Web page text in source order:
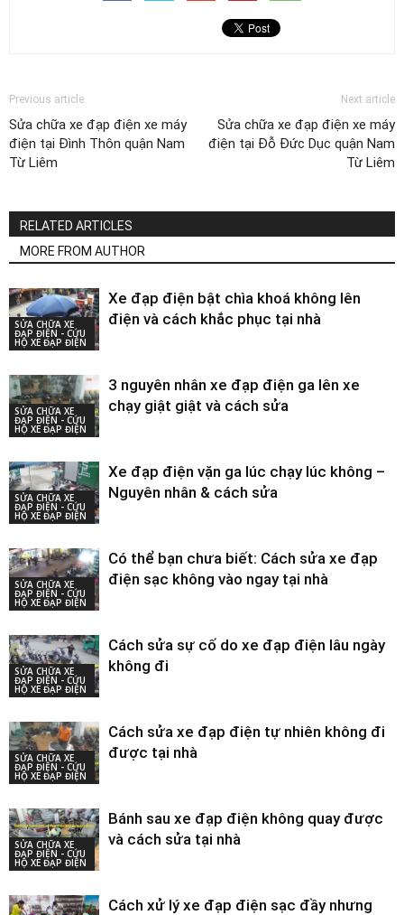
Previous article
Sửa chữa xe đạp điện xe máy
điện tại Đình Thôn quận Nam
Từ Liêm
Next article
Sửa chữa xe đạp điện xe máy
điện tại Đỗ Đức Dục quận Nam
Từ Liêm
RELATED ARTICLES
MORE FROM AUTHOR
SỬA CHỮA XE
ĐẠP ĐIỆN - CỨU
HỘ XE ĐẠP ĐIỆN
Xe đạp điện bật chìa khoá không lên
điện và cách khắc phục tại nhà
SỬA CHỮA XE
ĐẠP ĐIỆN - CỨU
HỘ XE ĐẠP ĐIỆN
3 nguyên nhân xe đạp điện ga lên xe
chạy giật giật và cách sửa
SỬA CHỮA XE
ĐẠP ĐIỆN - CỨU
HỘ XE ĐẠP ĐIỆN
Xe đạp điện vặn ga lúc chạy lúc không –
Nguyên nhân & cách sửa
SỬA CHỮA XE
ĐẠP ĐIỆN - CỨU
HỘ XE ĐẠP ĐIỆN
Có thể bạn chưa biết: Cách sửa xe đạp
điện sạc không vào ngay tại nhà
SỬA CHỮA XE
ĐẠP ĐIỆN - CỨU
HỘ XE ĐẠP ĐIỆN
Cách sửa sự cố do xe đạp điện lâu ngày
không đi
SỬA CHỮA XE
ĐẠP ĐIỆN - CỨU
HỘ XE ĐẠP ĐIỆN
Cách sửa xe đạp điện tự nhiên không đi
được tại nhà
SỬA CHỮA XE
ĐẠP ĐIỆN - CỨU
HỘ XE ĐẠP ĐIỆN
Bánh sau xe đạp điện không quay được
và cách sửa tại nhà
Cách xử lý xe đạp điện sạc đầy nhưng